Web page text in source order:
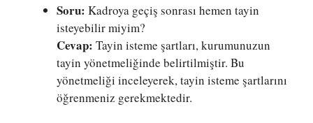
Soru: Kadroya geçiş sonrası hemen tayin
isteyebilir miyim?
Cevap: Tayin isteme şartları, kurumunuzun
tayin yönetmeliğinde belirtilmiştir. Bu
yönetmeliği inceleyerek, tayin isteme şartlarını
öğrenmeniz gerekmektedir.